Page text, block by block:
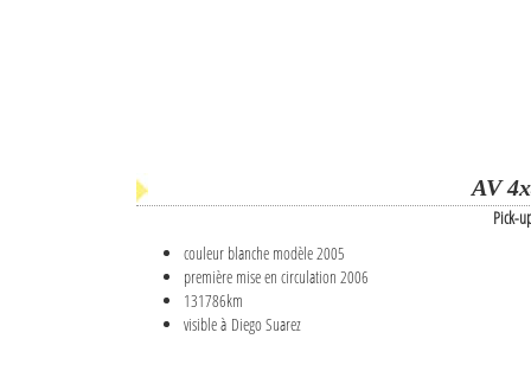
AV
Pick-
couleur blanche modèle 2005
première mise en circulation 2006
131786km
visible à Diego Suarez